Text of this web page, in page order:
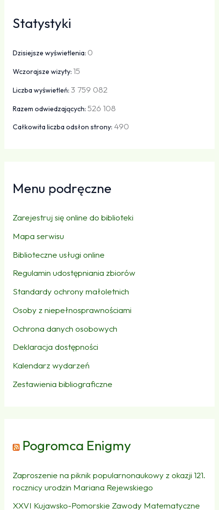
Statystyki
Dzisiejsze wyświetlenia: 0
Wczorajsze wizyty:15
Liczba wyświetleń:3 759 082
Razem odwiedzających:526 108
Całkowita liczba odsłon strony: 490
Menu podręczne
Zarejestruj się online do biblioteki
Mapa serwisu
Biblioteczne usługi online
Regulamin udostępniania zbiorów
Standardy ochrony małoletnich
Osoby z niepełnosprawnościami
Ochrona danych osobowych
Deklaracja dostępności
Kalendarz wydarzeń
Zestawienia bibliograficzne
Pogromca Enigmy
Zaproszenie na piknik popularnonaukowy z okazji 121.
rocznicy urodzin Mariana Rejewskiego
XXVI Kujawsko-Pomorskie Zawody Matematyczne